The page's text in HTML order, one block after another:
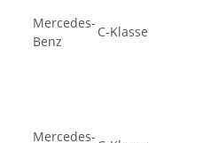
Mercedes-
Benz
C-Klasse
Mercedes-